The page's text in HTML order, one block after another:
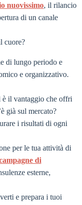
nuovissimo, il rilancio
di un canale
cuore?
di lungo periodo e
e organizzativo.
il vantaggio che offri
già sul mercato?
i risultati di ogni
per le tua attività di
di
esterne,
e prepara i tuoi